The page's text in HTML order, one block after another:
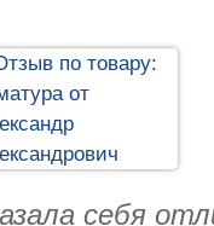
себя